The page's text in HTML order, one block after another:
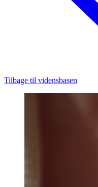
Tilbage til vidensbasen